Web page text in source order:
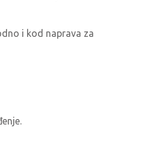
i kod naprava za